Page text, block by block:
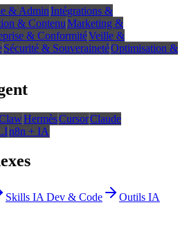
& AdminIntégrations &
& ContenuMarketing &
& ConformitéVeille &
Sécurité & SouverainetéOptimisation &
HermèsCursorClaude
n8n + IA
Skills IA Dev & Code
Outils IA